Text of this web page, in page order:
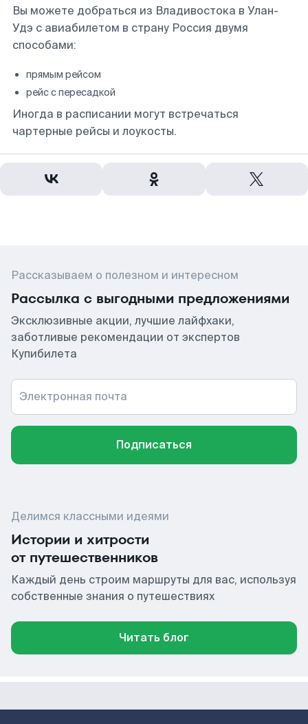
Вы можете добраться из Владивостока в Улан-
Удэ с авиабилетом в страну Россия двумя
способами:
прямым рейсом
рейс с пересадкой
Иногда в расписании могут встречаться
чартерные рейсы и лоукосты.
Рассказываем о полезном и интересном
Рассылка с выгодными предложениями
Эксклюзивные акции, лучшие лайфхаки,
заботливые рекомендации от экспертов
Купибилета
Электронная почта
Подписаться
Делимся классными идеями
Истории и хитрости
от путешественников
Каждый день строим маршруты для вас, используя
собственные знания о путешествиях
Читать блог